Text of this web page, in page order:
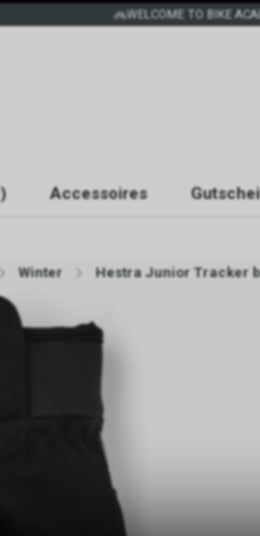
WELCOME TO BIKE
Accessoires
Winter Hestra Junior Tracker